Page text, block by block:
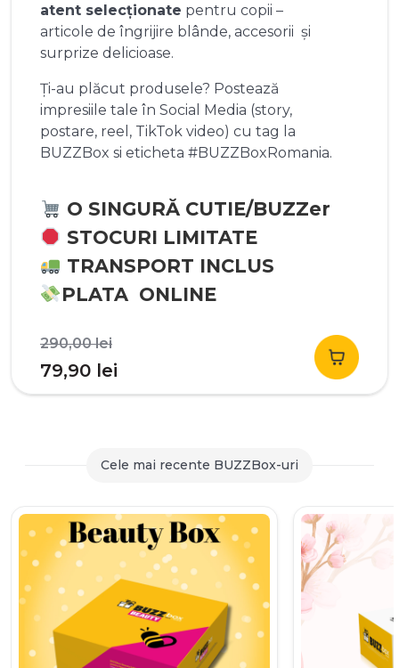
atent selecționate pentru copii –
articole de îngrijire blânde, accesorii și
surprize delicioase.
Ți-au plăcut produsele? Postează
impresiile tale în Social Media (story,
postare, reel, TikTok video) cu tag la
BUZZBox si eticheta #BUZZBoxRomania.
O SINGURĂ CUTIE/BUZZer
STOCURI LIMITATE
TRANSPORT INCLUS
PLATA ONLINE
290,00leiPrețul
inițial
a
290,00 lei.
79,90 lei
curent
79,90 lei.
Cele mai recente BUZZBox-uri